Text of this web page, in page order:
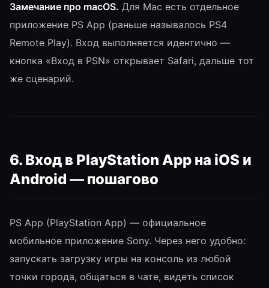
Замечание про macOS. Для Mac есть отдельное
приложение PS App (раньше называлось PS4
Remote Play). Вход выполняется идентично —
кнопка «Вход в PSN» открывает Safari, дальше тот
же сценарий.
6. Вход в PlayStation App на iOS и
Android — пошагово
PS App (PlayStation App) — официальное
мобильное приложение Sony. Через него удобно:
запускать загрузку игры на консоль из любой
точки города, общаться в чате, видеть список